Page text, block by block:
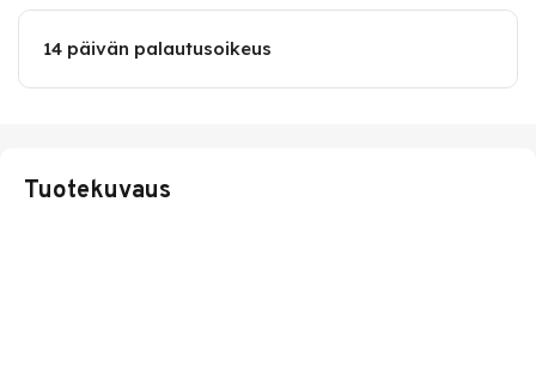
14 päivän palautusoikeus
Tuotekuvaus